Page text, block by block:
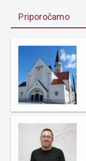
Priporočamo